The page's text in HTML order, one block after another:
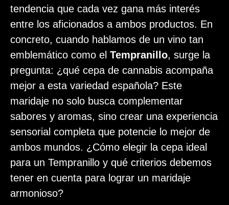
tendencia que cada vez gana más interés
entre los aficionados a ambos productos. En
concreto, cuando hablamos de un vino tan
emblemático como el Tempranillo, surge la
pregunta: ¿qué cepa de cannabis acompaña
mejor a esta variedad española? Este
maridaje no solo busca complementar
sabores y aromas, sino crear una experiencia
sensorial completa que potencie lo mejor de
ambos mundos. ¿Cómo elegir la cepa ideal
para un Tempranillo y qué criterios debemos
tener en cuenta para lograr un maridaje
armonioso?